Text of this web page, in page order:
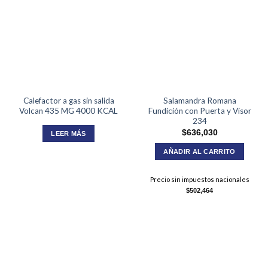
Calefactor a gas sin salida
Volcan 435 MG 4000 KCAL
LEER MÁS
Salamandra Romana
Fundición con Puerta y Visor
234
$636,030
AÑADIR AL CARRITO
Precio sin impuestos nacionales
$502,464